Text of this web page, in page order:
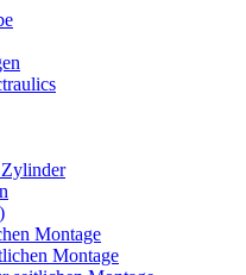
Montage
Montage